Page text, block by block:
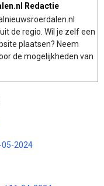
Redactie
de regio. Wil je zelf een
plaatsen? Neem
de mogelijkheden van
05-2024